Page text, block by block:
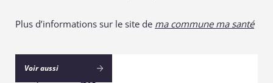
Plus d’informations sur le site de ma commune ma santé
Voir aussi